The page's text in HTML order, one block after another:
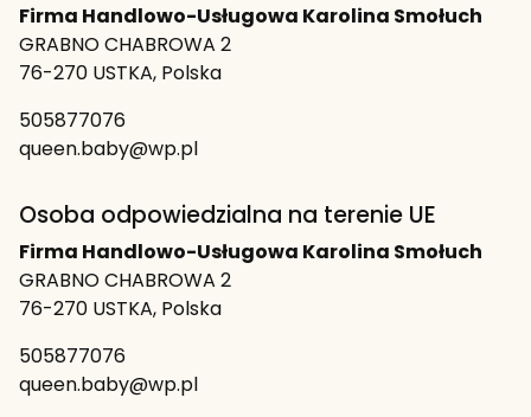
Firma Handlowo-Usługowa Karolina Smołuch
GRABNO CHABROWA 2
76-270 USTKA, Polska
505877076
queen.baby@wp.pl
Osoba odpowiedzialna na terenie UE
Firma Handlowo-Usługowa Karolina Smołuch
GRABNO CHABROWA 2
76-270 USTKA, Polska
505877076
queen.baby@wp.pl